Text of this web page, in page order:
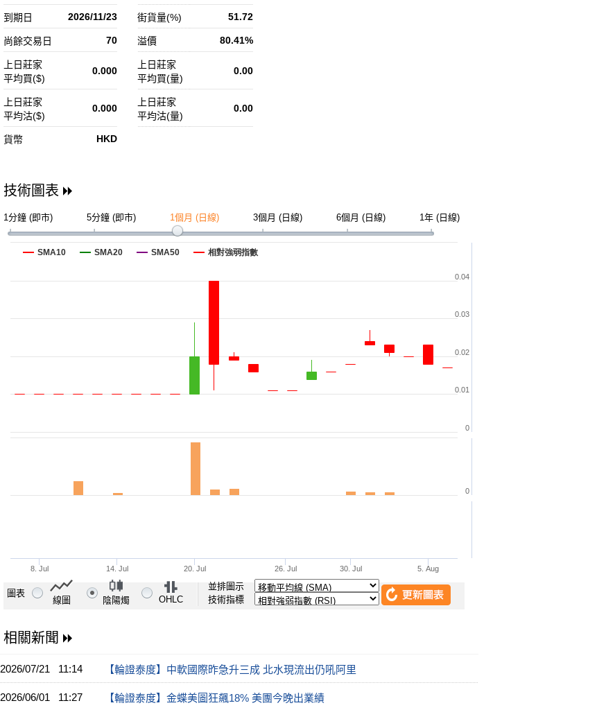
到期日 2026/11/23 街貨量(%) 51.72
尚餘交易日 70 溢價 80.41%
上日莊家
平均買($)
0.000
上日莊家
平均買(量)
0.00
上日莊家
平均沽($)
0.000
上日莊家
平均沽(量)
0.00
貨幣 HKD
技術圖表
1分鐘 (即市) 5分鐘 (即市) 1個月 (日線) 3個月 (日線) 6個月 (日線) 1年 (日線)
圖表
線圖 陰陽燭 OHLC
並排圖示
技術指標
相關新聞
2026/07/21 11:14 【輪證泰度】中軟國際昨急升三成 北水現流出仍吼阿里
2026/06/01 11:27 【輪證泰度】金蝶美圖狂飆18% 美團今晚出業績